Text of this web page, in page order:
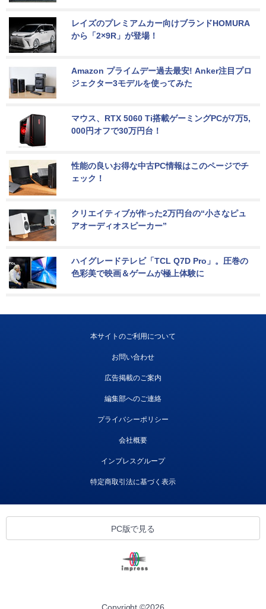
レイズのプレミアムカー向けブランドHOMURA
から「2×9R」が登場！
Amazon プライムデー過去最安! Anker注目プロ
ジェクター3モデルを使ってみた
マウス、RTX 5060 Ti搭載ゲーミングPCが7万5,
000円オフで30万円台！
性能の良いお得な中古PC情報はこのページでチ
ェック！
クリエイティブが作った2万円台の“小さなピュ
アオーディオスピーカー”
ハイグレードテレビ「TCL Q7D Pro」。圧巻の
色彩美で映画＆ゲームが極上体験に
本サイトのご利用について
お問い合わせ
広告掲載のご案内
編集部へのご連絡
プライバシーポリシー
会社概要
インプレスグループ
特定商取引法に基づく表示
PC版で見る
Copyright ©2026